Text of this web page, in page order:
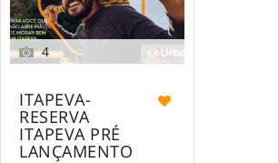
4
ITAPEVA-
RESERVA
ITAPEVA PRÉ
LANÇAMENTO